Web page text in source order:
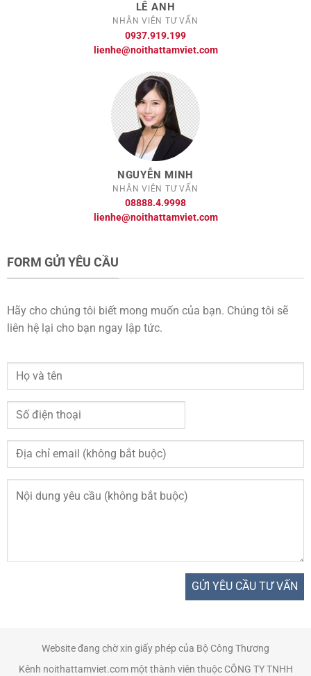
LÊ ANH
NHÂN VIÊN TƯ VẤN
0937.919.199
lienhe@noithattamviet.com
NGUYỄN MINH
NHÂN VIÊN TƯ VẤN
08888.4.9998
lienhe@noithattamviet.com
FORM GỬI YÊU CẦU
Hãy cho chúng tôi biết mong muốn của bạn. Chúng tôi sẽ
liên hệ lại cho bạn ngay lập tức.
Website đang chờ xin giấy phép của Bộ Công Thương
Kênh noithattamviet.com một thành viên thuộc CÔNG TY TNHH